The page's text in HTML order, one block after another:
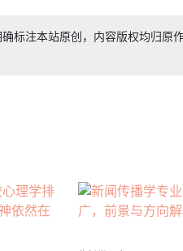
标注本站原创，内容版权均归原